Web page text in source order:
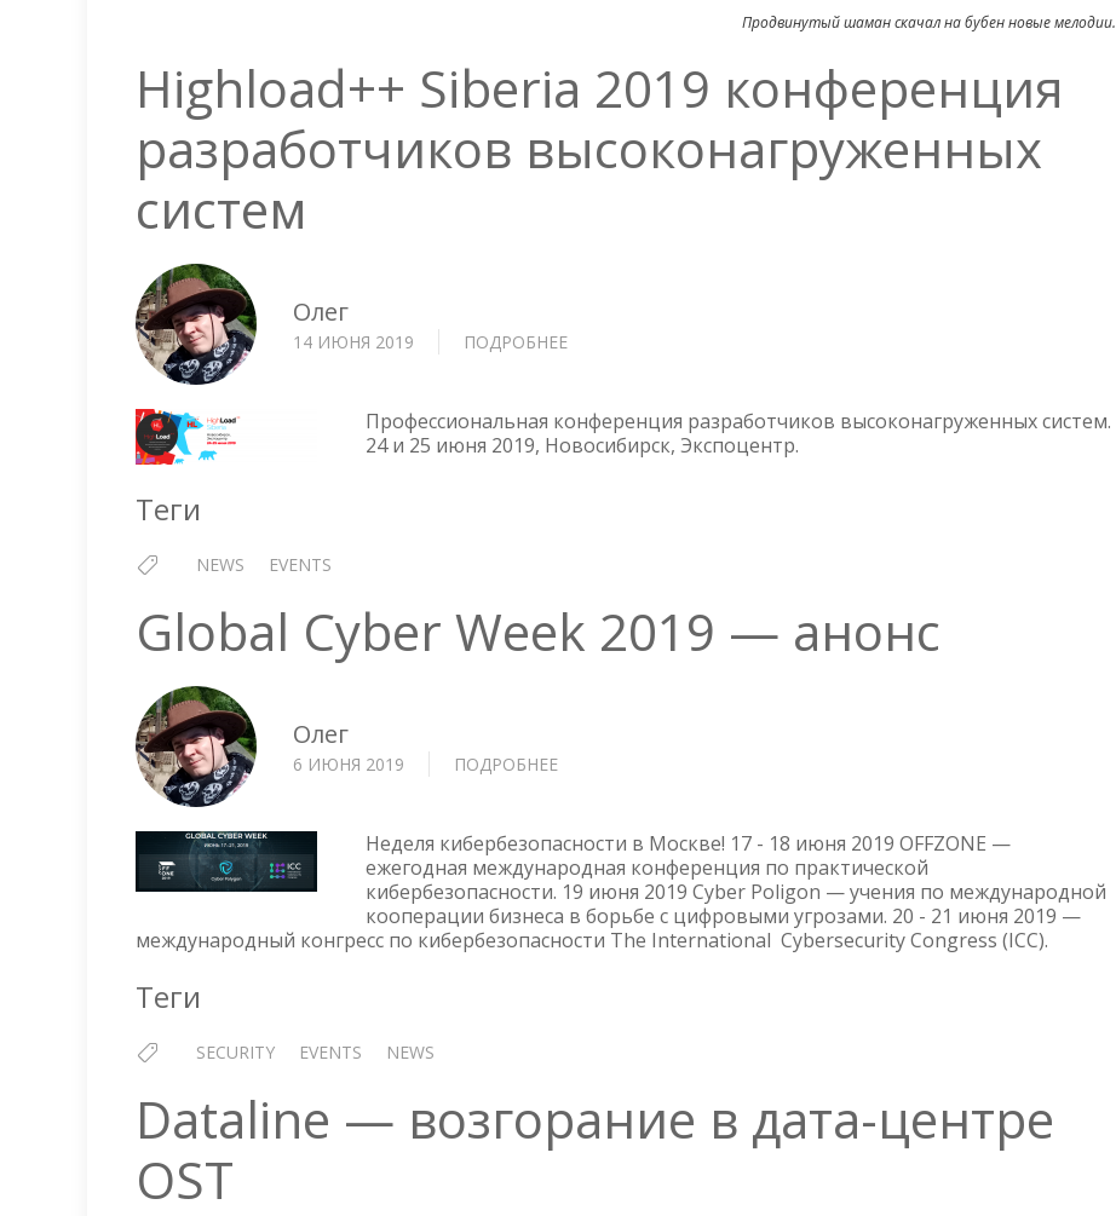
Продвинутый шаман скачал на бубен новые мелодии.
Highload++ Siberia 2019 конференция
разработчиков высоконагруженных
систем
Олег
14 ИЮНЯ 2019 ПОДРОБНЕЕ
2019
КОНФЕРЕНЦИЯ
Профессиональная конференция разработчиков высоконагруженных систем.
24 и 25 июня 2019, Новосибирск, Экспоцентр.
Теги
NEWS EVENTS
Global Cyber Week 2019 — анонс
Олег
6 ИЮНЯ 2019 ПОДРОБНЕЕ
WEEK
2019
—
АНОНС
Неделя кибербезопасности в Москве! 17 - 18 июня 2019 OFFZONE —
ежегодная международная конференция по практической
кибербезопасности. 19 июня 2019 Cyber Poligon — учения по международной
кооперации бизнеса в борьбе с цифровыми угрозами. 20 - 21 июня 2019 —
международный конгресс по кибербезопасности The International Cybersecurity Congress (ICC).
Теги
SECURITY EVENTS NEWS
Dataline — возгорание в дата-центре
OST